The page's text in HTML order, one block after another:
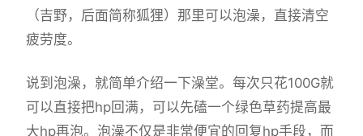
（吉野，后面简称狐狸）那里可以泡澡，直接清空
疲劳度。
说到泡澡，就简单介绍一下澡堂。每次只花100G就
可以直接把hp回满，可以先磕一个绿色草药提高最
大hp再泡。泡澡不仅是非常便宜的回复hp手段，而